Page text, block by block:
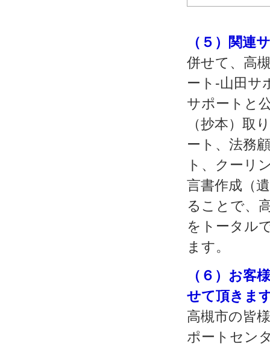
（５）関連
併せて、高
ート‐山田サ
サポートと
（抄本）取
ート、法務
ト、クーリ
言書作成（
ることで、
をトータル
ます。
（６）お客
せて頂きま
高槻市の皆
ポートセン